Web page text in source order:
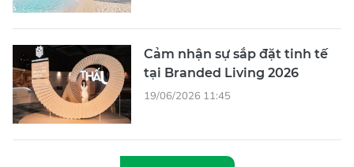
Cảm nhận sự sắp đặt tinh tế
tại Branded Living 2026
19/06/2026 11:45